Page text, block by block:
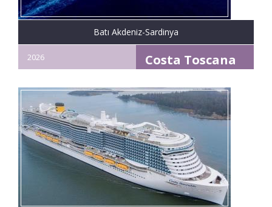
Batı Akdeniz-Sardinya
2026 Costa Toscana